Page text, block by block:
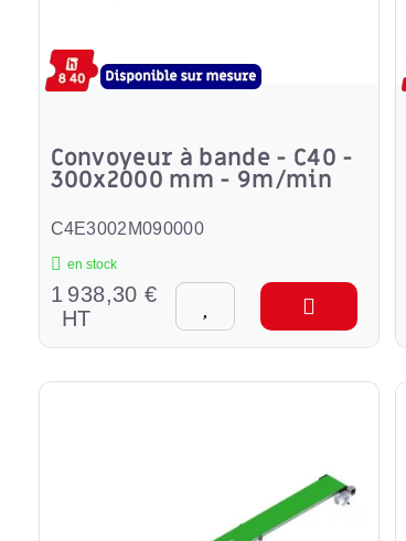
Convoyeur à bande - C40 -
300x2000 mm - 9m/min
C4E3002M090000
en stock
1 938,30 €
HT